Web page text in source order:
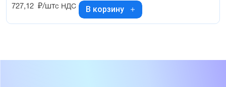
727,12 ₽/штс НДС В корзину